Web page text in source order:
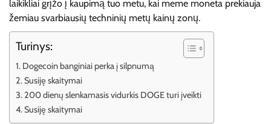
laikikliai grįžo į kaupimą tuo metu, kai meme moneta prekiauja
žemiau svarbiausių techninių metų kainų zonų.
Turinys:
Dogecoin banginiai perka į silpnumą
Susiję skaitymai
200 dienų slenkamasis vidurkis DOGE turi įveikti
Susiję skaitymai